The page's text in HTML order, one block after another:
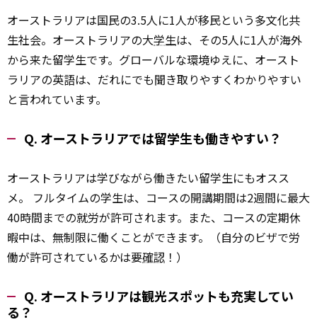
オーストラリアは国民の3.5人に1人が移民という多文化共
生社会。オーストラリアの大学生は、その5人に1人が海外
から来た留学生です。グローバルな環境ゆえに、オースト
ラリアの英語は、だれにでも聞き取りやすくわかりやすい
と言われています。
Q. オーストラリアでは留学生も働きやすい？
オーストラリアは学びながら働きたい留学生にもオスス
メ。 フルタイムの学生は、コースの開講期間は2週間に最大
40時間までの就労が許可されます。また、コースの定期休
暇中は、無制限に働くことができます。（自分のビザで労
働が許可されているかは要確認 ！）
Q. オーストラリアは観光スポットも充実してい
る？